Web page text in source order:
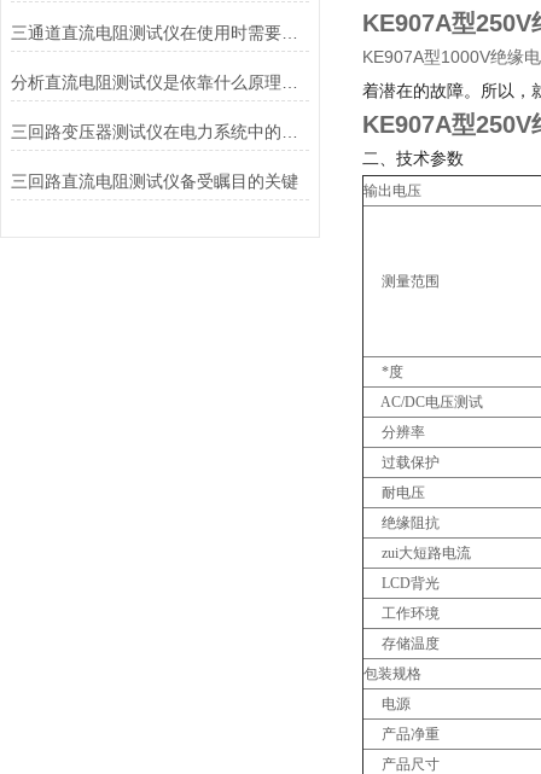
三通道直流电阻测试仪在使用时需要注意的安全措施
三回路直流电阻测试仪备受瞩目的关键
KE907A型250V
KE907A型1000V绝缘
着潜在的故障。所以，
KE907A型250V
二、技术参数
输出电压
测量范围
*度
AC/DC电压测试
分辨率
过载保护
耐电压
绝缘阻抗
zui大短路电流
LCD背光
工作环境
存储温度
包装规格
电源
产品净重
产品尺寸